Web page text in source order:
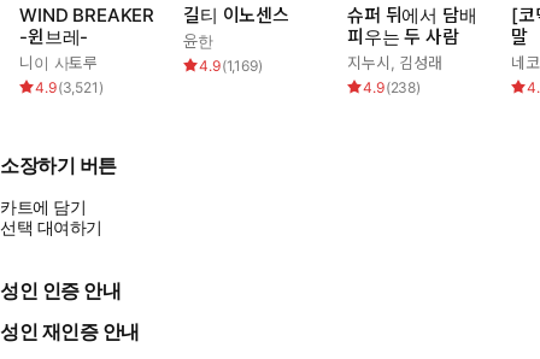
WIND BREAKER
-윈브레-
니이 사토루
4.9(3,521 )
길티 이노센스
윤한
4.9(1,169)
슈퍼 뒤에서 담배
피우는 두 사람
지누시, 김성래
4.9(238)
[코
말
네
소장하기 버튼
카트에 담기
선택 대여하기
성인 인증 안내
성인 재인증 안내